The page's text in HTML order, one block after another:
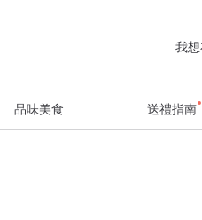
我
品味美食 送禮指南